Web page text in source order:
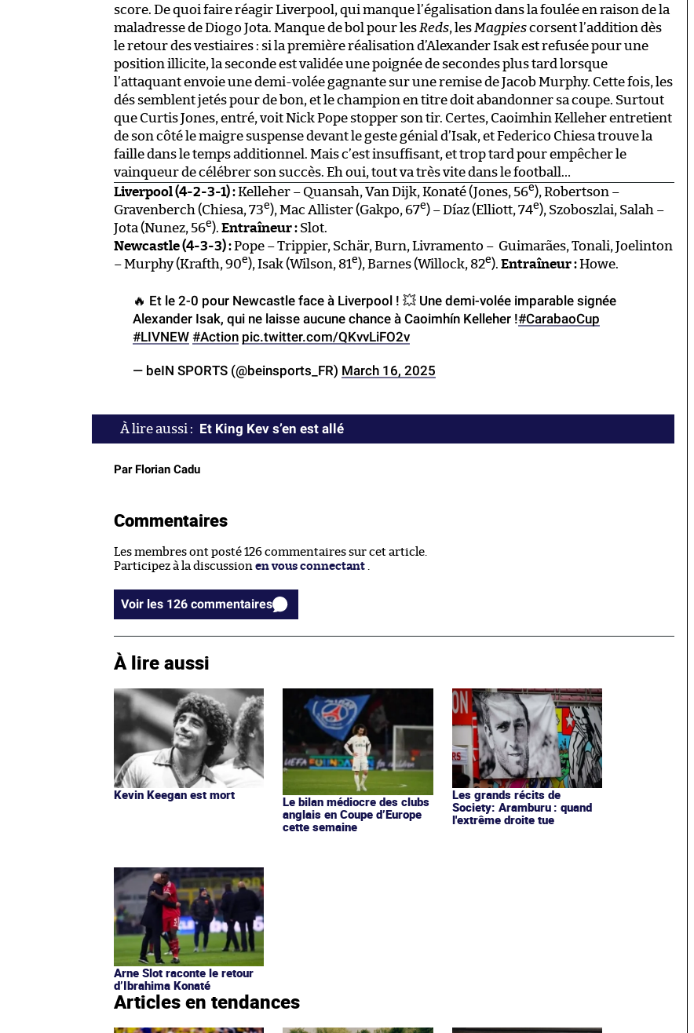
score. De quoi faire réagir Liverpool, qui manque l’égalisation dans la foulée en raison de la
maladresse de Diogo Jota. Manque de bol pour les Reds, les Magpiescorsent l’addition dès
le retour des vestiaires : si la première réalisation d’Alexander Isak est refusée pour une
position illicite, la seconde est validée une poignée de secondes plus tard lorsque
l’attaquant envoie une demi-volée gagnante sur une remise de Jacob Murphy. Cette fois, les
dés semblent jetés pour de bon, et le champion en titre doit abandonner sa coupe. Surtout
que Curtis Jones, entré, voit Nick Pope stopper son tir. Certes, Caoimhin Kelleher entretient
de son côté le maigre suspense devant le geste génial d’Isak, et Federico Chiesa trouve la
faille dans le temps additionnel. Mais c’est insuffisant, et trop tard pour empêcher le
vainqueur de célébrer son succès. Eh oui, tout va très vite dans le football…
Liverpool (4-2-3-1) :Kelleher – Quansah, Van Dijk, Konaté (Jones, 56e), Robertson –
Gravenberch (Chiesa, 73e), Mac Allister (Gakpo, 67e) – Díaz (Elliott, 74e), Szoboszlai, Salah –
Jota (Nunez, 56e). Entraîneur : Slot.
Newcastle (4-3-3) :Pope – Trippier, Schär, Burn, Livramento – Guimarães, Tonali, Joelinton
– Murphy (Krafth, 90e), Isak (Wilson, 81e), Barnes (Willock, 82e). Entraîneur :Howe.
🔥 Et le 2-0 pour Newcastle face à Liverpool ! 💥 Une demi-volée imparable signée
Alexander Isak, qui ne laisse aucune chance à Caoimhín Kelleher !#CarabaoCup
#LIVNEW #Action pic.twitter.com/QKvvLiFO2v
— beIN SPORTS (@beinsports_FR) March 16, 2025
Et King Kev s’en est allé
Par Florian Cadu
Commentaires
Les membres ont posté 126 commentaires sur cet article.
Participez à la discussion en vous connectant .
Voir les 126 commentaires
À lire aussi
Kevin Keegan est mort
Le bilan médiocre des clubs
anglais en Coupe d’Europe
cette semaine
Les grands récits de
Society: Aramburu : quand
l'extrême droite tue
Arne Slot raconte le retour
d’Ibrahima Konaté
Articles en tendances